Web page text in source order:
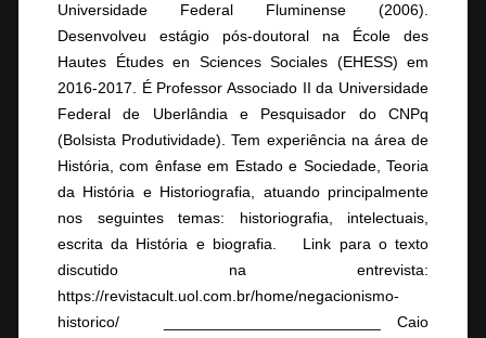
Universidade Federal Fluminense (2006).
Desenvolveu estágio pós-doutoral na École des
Hautes Études en Sciences Sociales (EHESS) em
2016-2017. É Professor Associado II da Universidade
Federal de Uberlândia e Pesquisador do CNPq
(Bolsista Produtividade). Tem experiência na área de
História, com ênfase em Estado e Sociedade, Teoria
da História e Historiografia, atuando principalmente
nos seguintes temas: historiografia, intelectuais,
escrita da História e biografia. ⠀ Link para o texto
discutido na entrevista:
https://revistacult.uol.com.br/home/negacionismo-
historico/ ⠀ _________________________ Caio